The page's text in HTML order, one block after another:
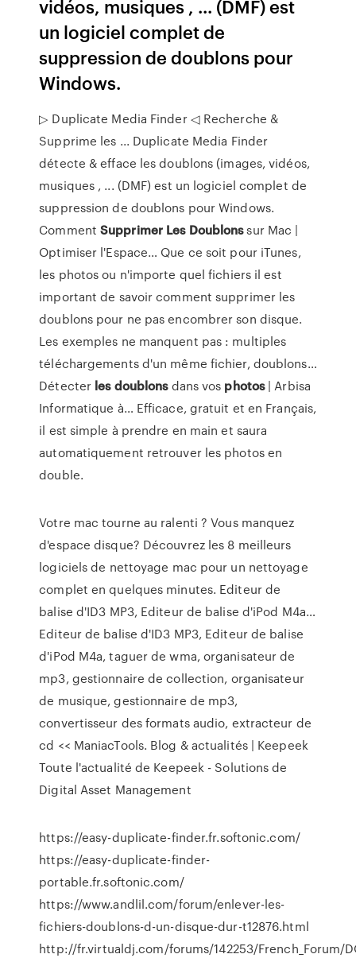
vidéos, musiques , ... (DMF) est
un logiciel complet de
suppression de doublons pour
Windows.
▷ Duplicate Media Finder ◁ Recherche &
Supprime les ... Duplicate Media Finder
détecte & efface les doublons (images, vidéos,
musiques , ... (DMF) est un logiciel complet de
suppression de doublons pour Windows.
CommentSupprimer Les Doublonssur Mac |
Optimiser l'Espace… Que ce soit pour iTunes,
les photos ou n'importe quel fichiers il est
important de savoir comment supprimer les
doublons pour ne pas encombrer son disque.
Les exemples ne manquent pas : multiples
téléchargements d'un même fichier, doublons…
Détecter les doublonsdans vos photos| Arbisa
Informatique à… Efficace, gratuit et en Français,
il est simple à prendre en main et saura
automatiquement retrouver les photos en
double.
Votre mac tourne au ralenti ? Vous manquez
d'espace disque? Découvrez les 8 meilleurs
logiciels de nettoyage mac pour un nettoyage
complet en quelques minutes. Editeur de
balise d'ID3 MP3, Editeur de balise d'iPod M4a…
Editeur de balise d'ID3 MP3, Editeur de balise
d'iPod M4a, taguer de wma, organisateur de
mp3, gestionnaire de collection, organisateur
de musique, gestionnaire de mp3,
convertisseur des formats audio, extracteur de
cd << ManiacTools. Blog & actualités | Keepeek
Toute l'actualité de Keepeek - Solutions de
Digital Asset Management
https://easy-duplicate-finder.fr.softonic.com/
https://easy-duplicate-finder-
portable.fr.softonic.com/
https://www.andlil.com/forum/enlever-les-
fichiers-doublons-d-un-disque-dur-t12876.html
http://fr.virtualdj.com/forums/142253/French_Forum/